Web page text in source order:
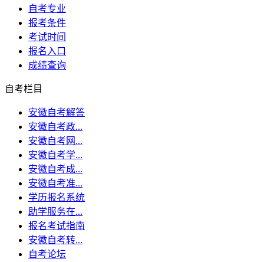
自考专业
报考条件
考试时间
报名入口
成绩查询
自考栏目
安徽自考解答
安徽自考政...
安徽自考网...
安徽自考学...
安徽自考成...
安徽自考准...
学历报名系统
助学服务在...
报名考试指南
安徽自考转...
自考论坛